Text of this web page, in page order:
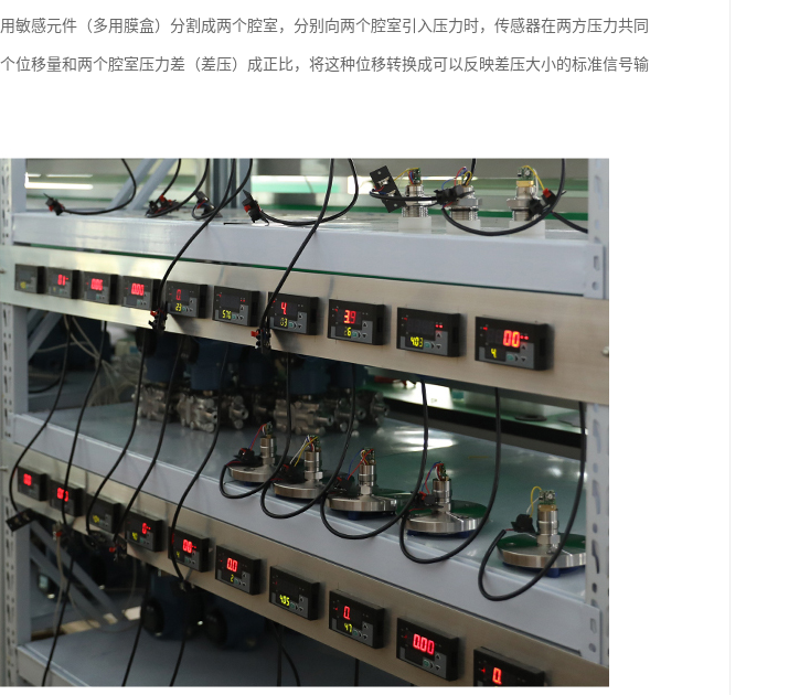
敏感元件（多用膜盒）分割成两个腔室，分别向两个腔室引入压力时，传感器在两方压力共同
位移量和两个腔室压力差（差压）成正比，将这种位移转换成可以反映差压大小的标准信号输